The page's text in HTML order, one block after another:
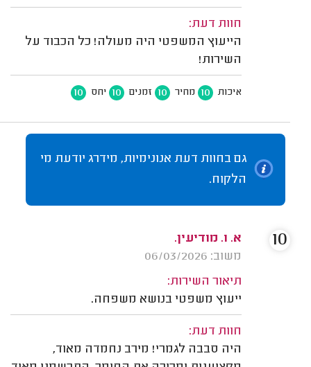
חוות דעת:
הייעוץ המשפטי היה מעולה! כל הכבוד על
השירות!
איכות 10 מחיר 10 זמנים 10 יחס 10
גם בחוות דעת אנונימיות, מידרג יודעת מי
הלקוח.
א. ו. מודיעין.
משוב: 06/03/2026
תיאור השירות:
ייעוץ משפטי בנושא משפחה.
חוות דעת:
היה סבבה לגמרי! מירב נחמדה מאוד,
10